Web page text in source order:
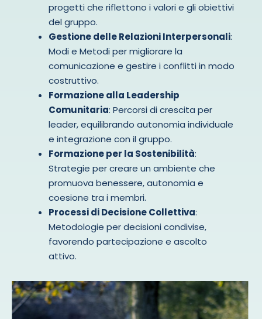
progetti che riflettono i valori e gli obiettivi
del gruppo.
Gestione delle Relazioni Interpersonali:
Modi e Metodi per migliorare la
comunicazione e gestire i conflitti in modo
costruttivo.
Formazione alla Leadership
Comunitaria: Percorsi di crescita per
leader, equilibrando autonomia individuale
e integrazione con il gruppo.
Formazione per la Sostenibilità:
Strategie per creare un ambiente che
promuova benessere, autonomia e
coesione tra i membri.
Processi di Decisione Collettiva:
Metodologie per decisioni condivise,
favorendo partecipazione e ascolto
attivo.